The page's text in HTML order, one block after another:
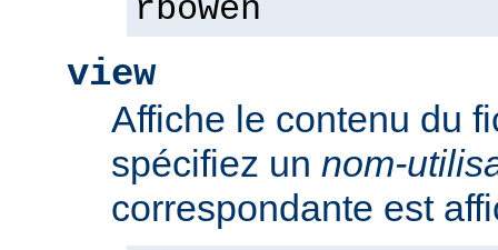
rbowen
view
Affiche le contenu du
spécifiez un nom-
correspondante est